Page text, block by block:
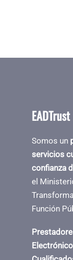
EADTrust
Somos un
servicios
confianza
el
Función